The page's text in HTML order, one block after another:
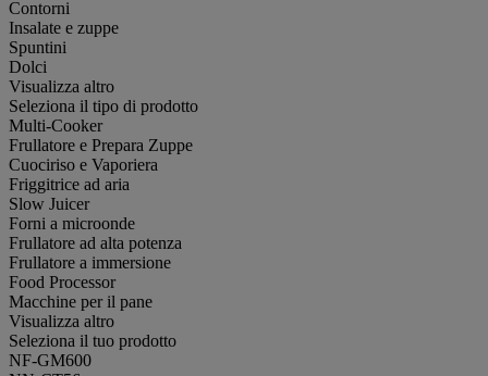
Contorni
Insalate e zuppe
Spuntini
Dolci
Visualizza altro
Seleziona il tipo di prodotto
Multi-Cooker
Frullatore e Prepara Zuppe
Cuociriso e Vaporiera
Friggitrice ad aria
Slow Juicer
Forni a microonde
Frullatore ad alta potenza
Frullatore a immersione
Food Processor
Macchine per il pane
Visualizza altro
Seleziona il tuo prodotto
NF-GM600